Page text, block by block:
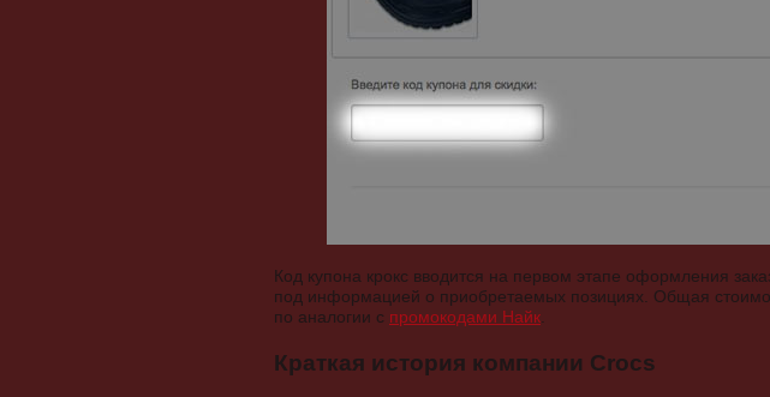
Код купона крокс вводится на первом этапе оформления
под информацией о приобретаемых позициях. Общая
по аналогии с промокодами Найк.
Краткая история компании Crocs